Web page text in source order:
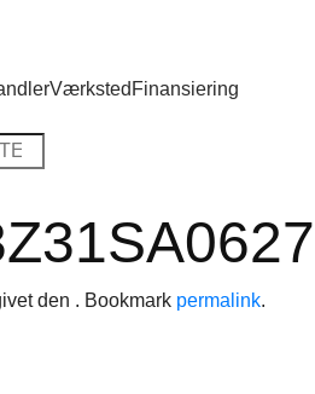
Værksted Finansiering
den . Bookmark permalink.